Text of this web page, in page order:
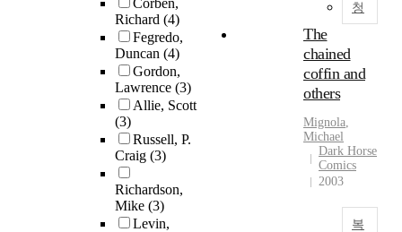
Corben,
Richard (4)
Fegredo,
Duncan (4)
Gordon,
Lawrence (3)
Allie, Scott
(3)
Russell, P.
Craig (3)
Richardson,
Mike (3)
Levin,
청
The
chained
coffin and
others
Mignola,
Michael
Dark Horse
Comics
2003
복